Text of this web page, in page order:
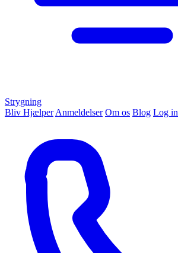
Strygning
Bliv Hjælper Anmeldelser Om os Blog Log in